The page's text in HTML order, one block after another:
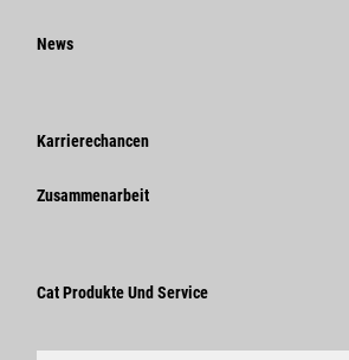
Verhaltenskodex
Innovation
News
Unternehmensweite Pressemitteilungen
Karrierechancen
Warum Caterpillar?
Zusammenarbeit
Lieferanten
Cat Produkte Und Service